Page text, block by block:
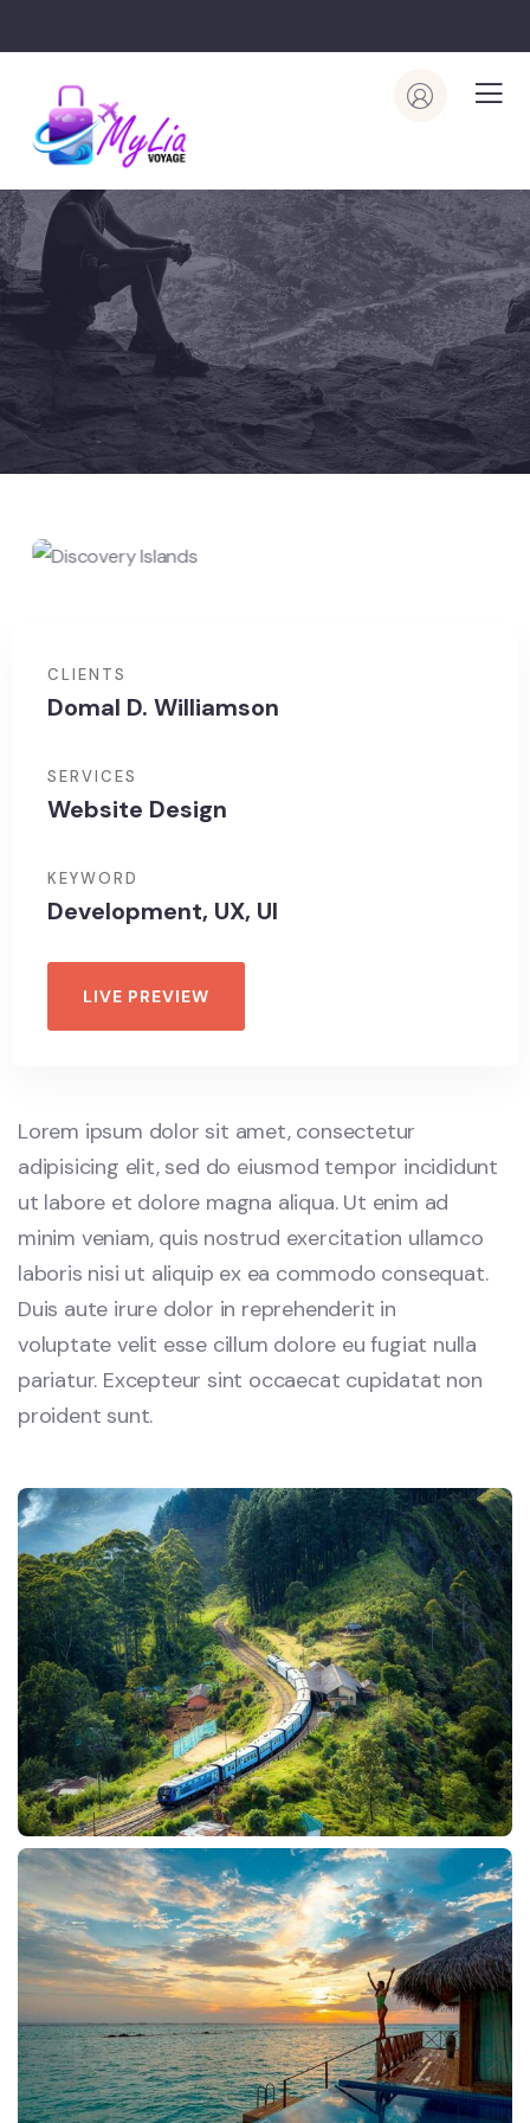
CLIENTS
Domal D. Williamson
SERVICES
Website Design
KEYWORD
Development, UX, UI
LIVE PREVIEW
Lorem ipsum dolor sit amet, consectetur
adipisicing elit, sed do eiusmod tempor incididunt
ut labore et dolore magna aliqua. Ut enim ad
minim veniam, quis nostrud exercitation ullamco
laboris nisi ut aliquip ex ea commodo consequat.
Duis aute irure dolor in reprehenderit in
voluptate velit esse cillum dolore eu fugiat nulla
pariatur. Excepteur sint occaecat cupidatat non
proident sunt.